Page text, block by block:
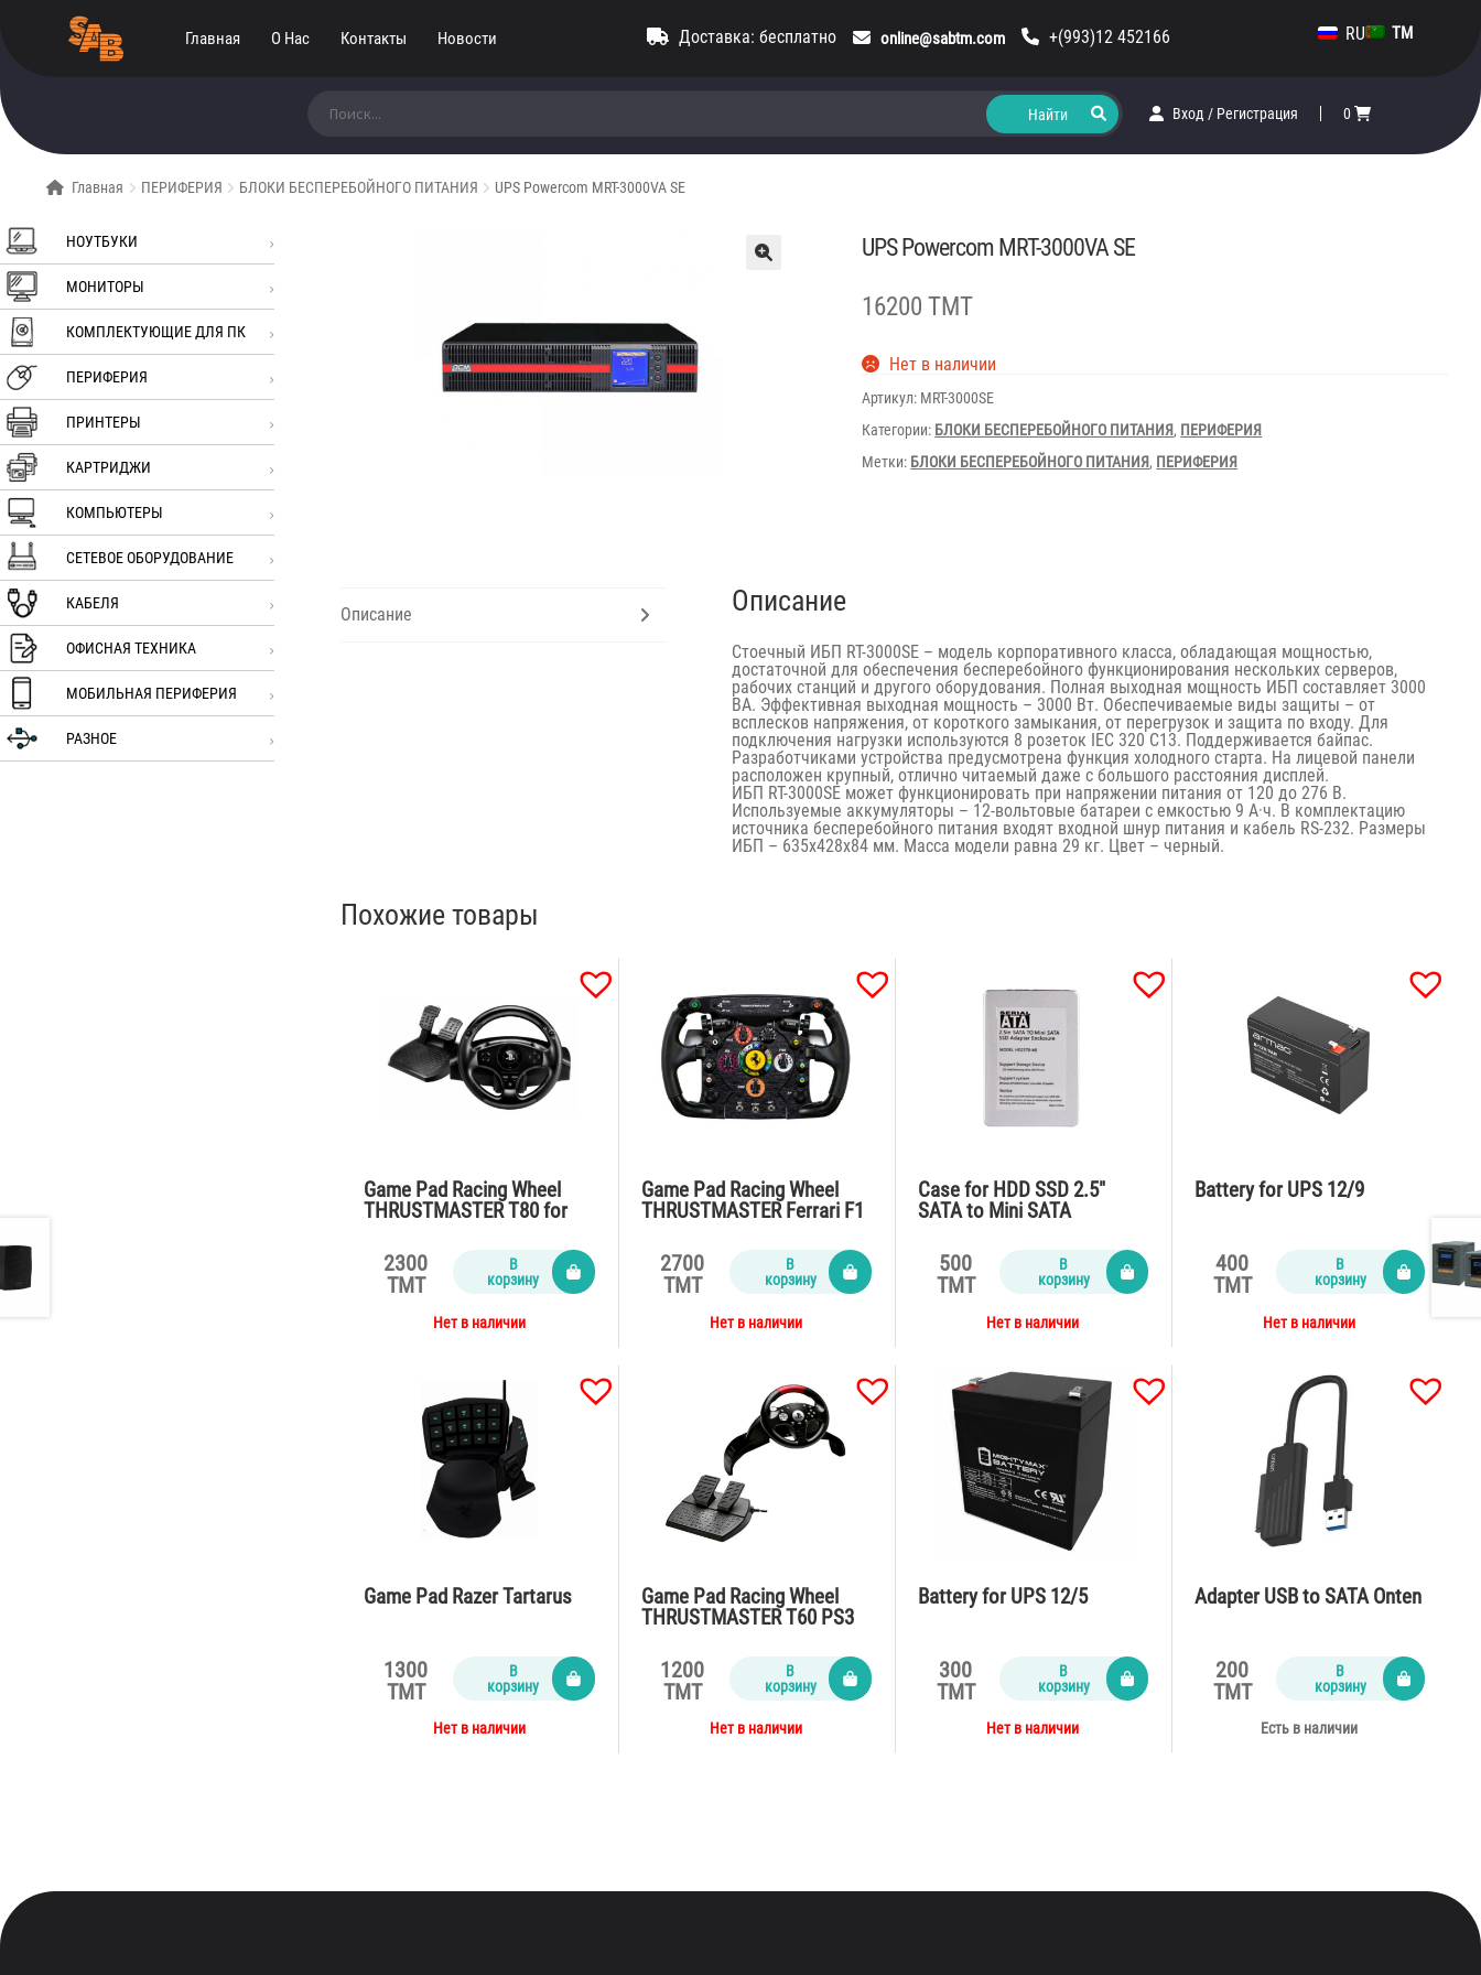
Главная О Нас Контакты Новости Доставка: бесплатно online@sabtm.com +(993)12 452166 RU TM
Вход / Регистрация 0
Главная ПЕРИФЕРИЯ БЛОКИ БЕСПЕРЕБОЙНОГО ПИТАНИЯ UPS Powercom MRT-3000VA SE
НОУТБУКИ
МОНИТОРЫ
КОМПЛЕКТУЮЩИЕ ДЛЯ ПК
ПЕРИФЕРИЯ
ПРИНТЕРЫ
КАРТРИДЖИ
КОМПЬЮТЕРЫ
СЕТЕВОЕ ОБОРУДОВАНИЕ
КАБЕЛЯ
ОФИСНАЯ ТЕХНИКА
МОБИЛЬНАЯ ПЕРИФЕРИЯ
РАЗНОЕ
UPS Powercom MRT-3000VA SE
16200 TMT
Нет в наличии
Артикул: MRT-3000SE
Категории: БЛОКИ БЕСПЕРЕБОЙНОГО ПИТАНИЯ, ПЕРИФЕРИЯ
Метки: БЛОКИ БЕСПЕРЕБОЙНОГО ПИТАНИЯ, ПЕРИФЕРИЯ
Описание Описание
Стоечный ИБП RT-3000SE – модель корпоративного класса, обладающая мощностью,
достаточной для обеспечения бесперебойного функционирования нескольких серверов,
рабочих станций и другого оборудования. Полная выходная мощность ИБП составляет 3000
ВА. Эффективная выходная мощность – 3000 Вт. Обеспечиваемые виды защиты – от
всплесков напряжения, от короткого замыкания, от перегрузок и защита по входу. Для
подключения нагрузки используются 8 розеток IEC 320 C13. Поддерживается байпас.
Разработчиками устройства предусмотрена функция холодного старта. На лицевой панели
расположен крупный, отлично читаемый даже с большого расстояния дисплей.
ИБП RT-3000SE может функционировать при напряжении питания от 120 до 276 В.
Используемые аккумуляторы – 12-вольтовые батареи с емкостью 9 А·ч. В комплектацию
источника бесперебойного питания входят входной шнур питания и кабель RS-232. Размеры
ИБП – 635x428x84 мм. Масса модели равна 29 кг. Цвет – черный.
Похожие товары
Game Pad Racing Wheel
THRUSTMASTER T80 for
2300
TMT
В
корзину
Нет в наличии
Game Pad Racing Wheel
THRUSTMASTER Ferrari F1
2700
TMT
В
корзину
Нет в наличии
Case for HDD SSD 2.5″
SATA to Mini SATA
500
TMT
В
корзину
Нет в наличии
Battery for UPS 12/9
400
TMT
В
корзину
Нет в наличии
Game Pad Razer Tartarus
1300
TMT
В
корзину
Нет в наличии
Game Pad Racing Wheel
THRUSTMASTER T60 PS3
1200
TMT
В
корзину
Нет в наличии
Battery for UPS 12/5
300
TMT
В
корзину
Нет в наличии
Adapter USB to SATA Onten
200
TMT
В
корзину
Есть в наличии